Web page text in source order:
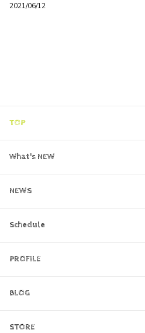
2021/06/12
TOP
What's NEW
NEWS
Schedule
PROFILE
BLOG
STORE